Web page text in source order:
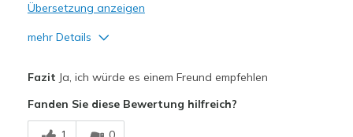
Übersetzung anzeigen
mehr Details
Breathe Well
Fazit Ja, ich würde es einem Freund empfehlen
Fanden Sie diese Bewertung hilfreich?